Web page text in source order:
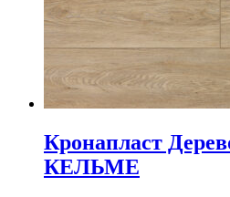
Кронапласт
КЕЛЬМЕ